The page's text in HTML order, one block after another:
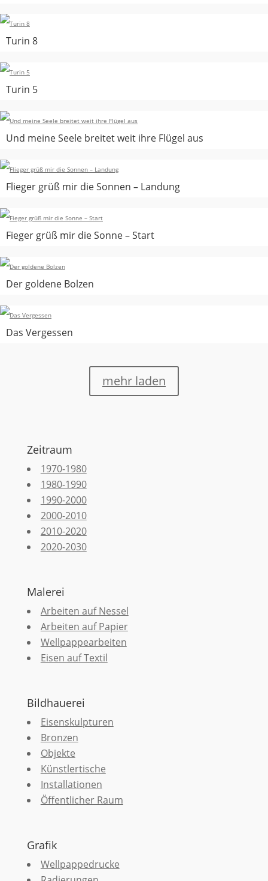
Turin 8
Turin 5
Und meine Seele breitet weit ihre Flügel aus
Flieger grüß mir die Sonnen – Landung
Fieger grüß mir die Sonne – Start
Der goldene Bolzen
Das Vergessen
mehr laden
Zeitraum
1970-1980
1980-1990
1990-2000
2000-2010
2010-2020
2020-2030
Malerei
Arbeiten auf Nessel
Arbeiten auf Papier
Wellpappearbeiten
Eisen auf Textil
Bildhauerei
Eisenskulpturen
Bronzen
Objekte
Künstlertische
Installationen
Öffentlicher Raum
Grafik
Wellpappedrucke